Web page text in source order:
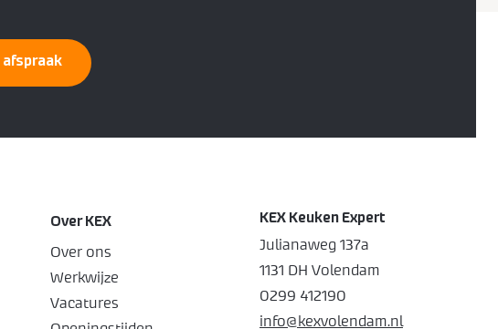
afspraak
Over KEX
Over ons
Werkwijze
Vacatures
KEX Keuken Expert
Julianaweg 137a
1131 DH Volendam
0299 412190
info@kexvolendam.nl